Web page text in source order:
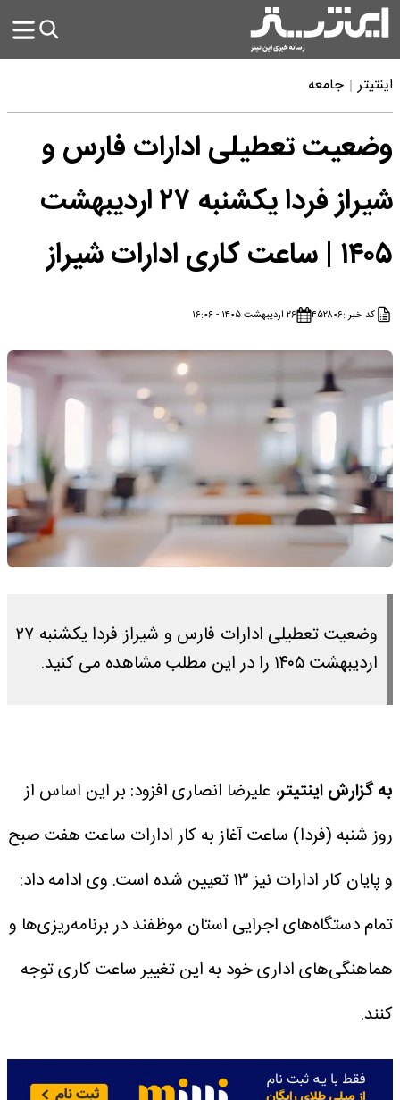
اینتیتر جامعه
وضعیت تعطیلی ادارات فارس و
شیراز فردا یکشنبه ۲۷ اردیبهشت
۱۴۰۵ | ساعت کاری ادارات شیراز
کد خبر :۴۵۲۸۰۶ ۲۶ اردیبهشت ۱۴۰۵ - ۱۶:۰۶
وضعیت تعطیلی ادارات فارس و شیراز فردا یکشنبه ۲۷
اردیبهشت ۱۴۰۵ را در این مطلب مشاهده می کنید.
به گزارش اینتیتر، علیرضا انصاری افزود: بر این اساس از
روز شنبه (فردا) ساعت آغاز به کار ادارات ساعت هفت صبح
و پایان کار ادارات نیز ۱۳ تعیین شده است.
وی ادامه داد:
تمام دستگاه‌های اجرایی استان موظفند در برنامه‌ریزی‌ها و
هماهنگی‌های اداری خود به این تغییر ساعت کاری توجه
کنند.